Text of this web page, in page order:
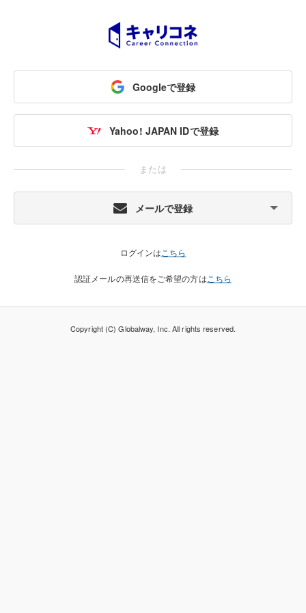
Googleで登録
Yahoo! JAPAN IDで登録
または
メールで登録
ログインは こちら
認証メールの再送信をご希望の方は こちら
Copyright (C) Globalway, Inc. All rights reserved.